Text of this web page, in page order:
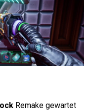
Remake gewartet